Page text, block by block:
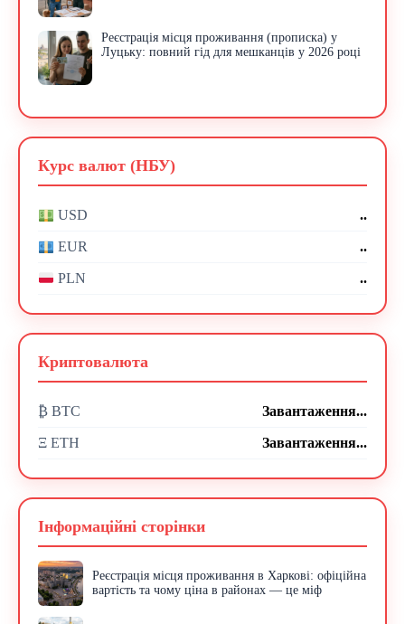
Реєстрація місця проживання (прописка) у
Луцьку: повний гід для мешканців у 2026 році
Курс валют (НБУ)
USD ..
EUR ..
PLN ..
Криптовалюта
₿ BTC Завантаження...
Ξ ETH Завантаження...
Інформаційні сторінки
Реєстрація місця проживання в Харкові: офіційна
вартість та чому ціна в районах — це міф